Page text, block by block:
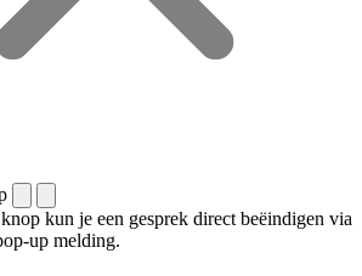
kun je een gesprek direct beëindigen via
up melding.